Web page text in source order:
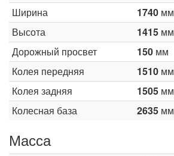
Ширина
1740 мм
Высота
1415 мм
Дорожный просвет
150 мм
Колея передняя
1510 мм
Колея задняя
1505 мм
Колесная база
2635 мм
Масса